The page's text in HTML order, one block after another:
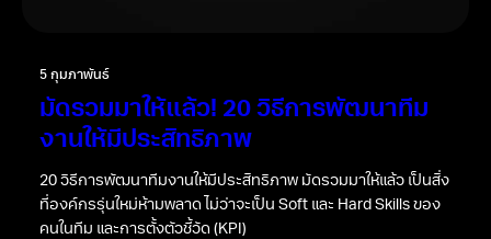
5 กุมภาพันธ์
มัดรวมมาให้แล้ว! 20 วิธีการพัฒนาทีม
งานให้มีประสิทธิภาพ
20 วิธีการพัฒนาทีมงานให้มีประสิทธิภาพ มัดรวมมาให้แล้ว เป็นสิ่ง
ที่องค์กรรุ่นใหม่ห้ามพลาด ไม่ว่าจะเป็น Soft และ Hard Skills ของ
คนในทีม และการตั้งตัวชี้วัด (KPI)